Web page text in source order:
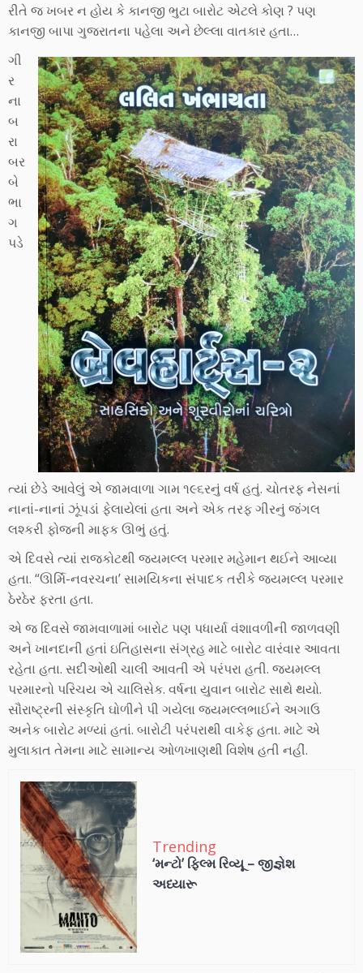
રીતે જ ખબર ન હોય કે કાનજી ભુટા બારોટ એટલે કોણ ? પણ
કાનજી બાપા ગુજરાતના પહેલા અને છેલ્લા વાતકાર હતા…
ગી
ર
ના
બ
રા
બર
બે
ભા
ગ
પડે
ત્યાં છેડે આવેલું એ જામવાળા ગામ ૧૯૬રનું વર્ષ હતું. ચોતરફ નેસનાં
નાનાં-નાનાં ઝૂંપડાં ફેલાયેલાં હતા અને એક તરફ ગીરનું જંગલ
લશ્કરી ફોજની માફક ઊભું હતું.
એ દિવસે ત્યાં રાજકોટથી જયમલ્લ પરમાર મહેમાન થઈને આવ્યા
હતા. “ઊર્મિ-નવરચના’ સામયિકના સંપાદક તરીકે જયમલ્લ પરમાર
ઠેરઠેર ફરતા હતા.
એ જ દિવસે જામવાળામાં બારોટ પણ પધાર્યા વંશાવળીની જાળવણી
અને ખાનદાની હતાં ઇતિહાસના સંગ્રહ માટે બારોટ વારંવાર આવતા
રહેતા હતા. સદીઓથી ચાલી આવતી એ પરંપરા હતી. જયમલ્લ
પરમારનો પરિચય એ ચાલિસેક. વર્ષના યુવાન બારોટ સાથે થયો.
સૌરાષ્ટ્રની સંસ્કૃતિ ઘોળીને પી ગયેલા જયમલ્લભાઈને અગાઉ
અનેક બારોટ મળ્યાં હતાં. બારોટી પરંપરાથી વાકેફ હતા. માટે એ
મુલાકાત તેમના માટે સામાન્ય ઓળખાણથી વિશેષ હતી નહીં.
Trending
‘મન્ટો’ ફિલ્મ રિવ્યૂ – જીજ્ઞેશ
અધ્યારૂ